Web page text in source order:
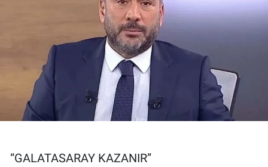
“GALATASARAY KAZANIR”